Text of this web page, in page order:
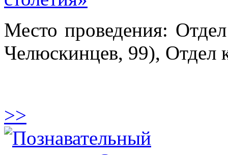
Место проведения:
Челюскинцев, 99), Отдел
>>